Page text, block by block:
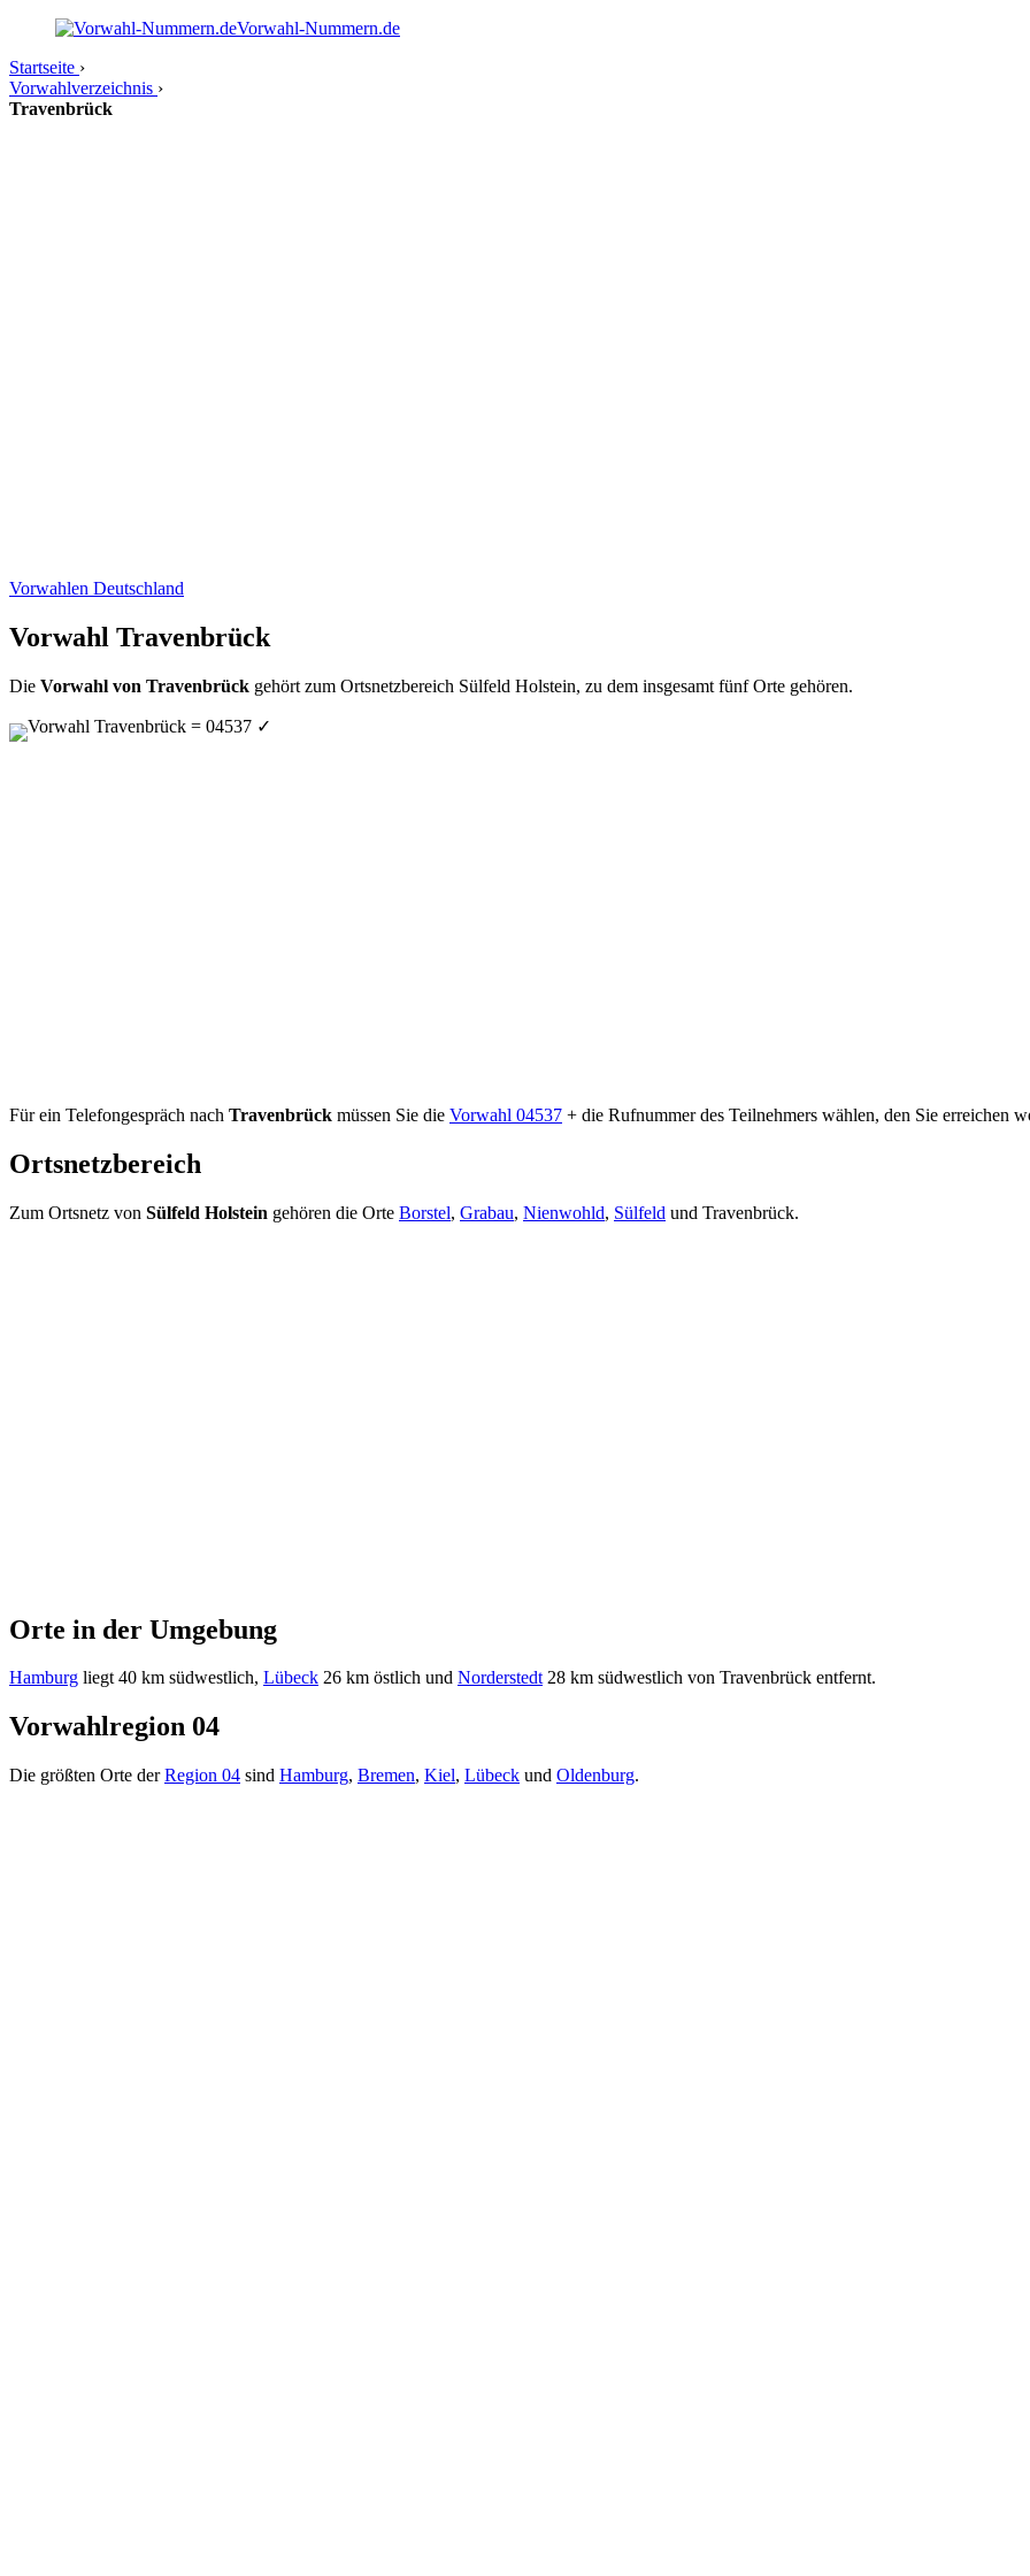
Vorwahl-Nummern.de
Startseite ›
Vorwahlverzeichnis ›
Travenbrück
Vorwahlen Deutschland
Vorwahl Travenbrück
Die Vorwahl von Travenbrück gehört zum Ortsnetzbereich Sülfeld Holstein, zu dem insgesamt fünf Orte gehören.
Vorwahl Travenbrück = 04537 ✓
Für ein Telefongespräch nach Travenbrück müssen Sie die Vorwahl 04537 + die Rufnummer des Teilnehmers wählen, den Sie erreichen
Ortsnetzbereich
Zum Ortsnetz von Sülfeld Holstein gehören die Orte Borstel, Grabau, Nienwohld, Sülfeld und Travenbrück.
Orte in der Umgebung
Hamburg liegt 40 km südwestlich, Lübeck 26 km östlich und Norderstedt28 km südwestlich von Travenbrück entfernt.
Vorwahlregion 04
Die größten Orte derRegion 04 sind Hamburg, Bremen, Kiel, Lübeck und Oldenburg.